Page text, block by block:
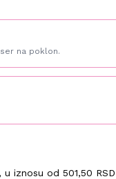
na poklon.
u iznosu od 501,50 RSD